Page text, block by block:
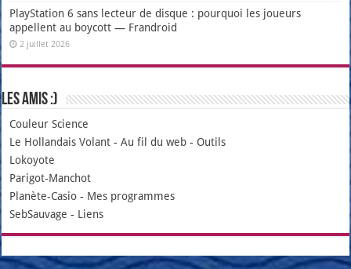
PlayStation 6 sans lecteur de disque : pourquoi les joueurs
appellent au boycott — Frandroid
2 juillet 2026
Les amis :)
Couleur Science
Le Hollandais Volant -Au fil du web - Outils
Lokoyote
Parigot-Manchot
Planète-Casio - Mes programmes
SebSauvage - Liens